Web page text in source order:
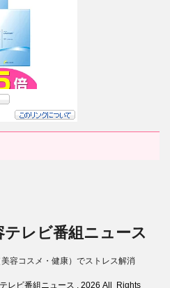
レビ番組ニュース
容コスメ・健康）でストレス解消
レビ番組ニュース , 2026 All Rights